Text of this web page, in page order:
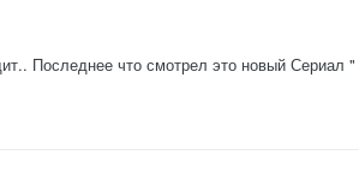
Последнее что смотрел это новый